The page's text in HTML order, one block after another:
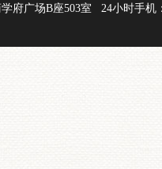
府广场B座503室 24小时手机